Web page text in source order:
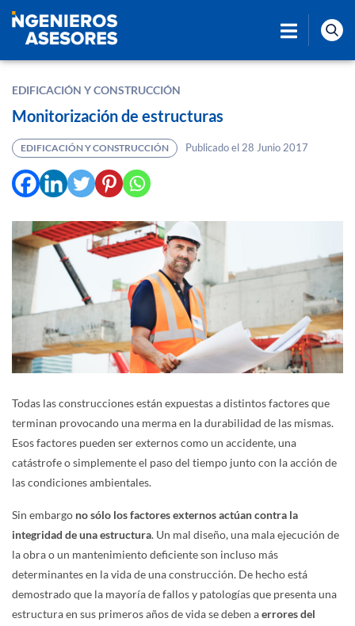
EDIFICACIÓN Y CONSTRUCCIÓN
Monitorización de estructuras
EDIFICACIÓN Y CONSTRUCCIÓN Publicado el 28 Junio 2017
Todas las construcciones están expuestas a distintos factores que
terminan provocando una merma en la durabilidad de las mismas.
Esos factores pueden ser externos como un accidente, una
catástrofe o simplemente el paso del tiempo junto con la acción de
las condiciones ambientales.
Sin embargo no sólo los factores externos actúan contra la
integridad de una estructura. Un mal diseño, una mala ejecución de
la obra o un mantenimiento deficiente son incluso más
determinantes en la vida de una construcción. De hecho está
demostrado que la mayoría de fallos y patologías que presenta una
estructura en sus primeros años de vida se deben aerrores del